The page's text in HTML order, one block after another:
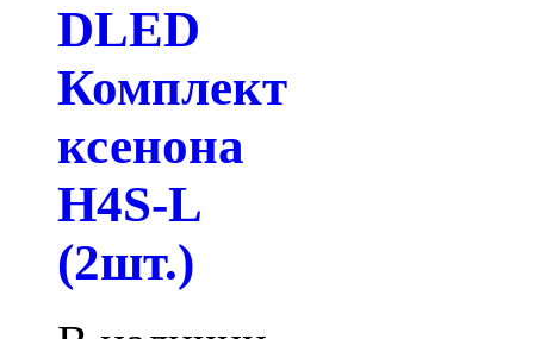
DLED
Комплект
ксенона
H4S-L
(2шт.)